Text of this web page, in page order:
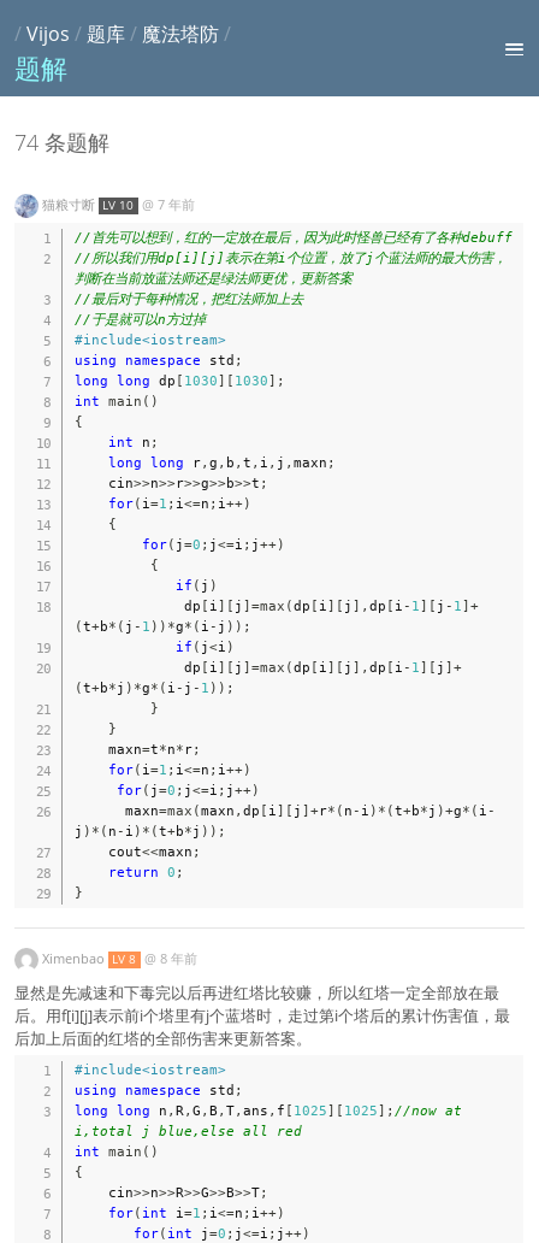
/Vijos / 题库/ 魔法塔防/
题解
74 条题解
猫粮寸断 LV 10 @ 7 年前
//首先可以想到，红的一定放在最后，因为此时怪兽已经有了各种debuff
//所以我们用dp[i][j]表示在第i个位置，放了j个蓝法师的最大伤害，
判断在当前放蓝法师还是绿法师更优，更新答案
//最后对于每种情况，把红法师加上去
//于是就可以n方过掉
#include<iostream>
using
namespace std ;
long long dp [ 1030] [ 1030] ;
int main ( )
{
int n ;
long long r, g , b , t , i , j , maxn ;
    cin
>>n>>r>>g>>b>>t ;
for( i =1 ; i <=n ; i ++)
{
for( j=0 ; j<=i ; j++)
{
if ( j )
             dp
[ i ] [ j ]=max (dp [ i ] [ j ] , dp [ i - 1 ] [ j - 1 ]+
(t+b* ( j - 1 ) ) *g* ( i - j ) ) ;
if ( j<i )
             dp
[ i ] [ j ]=max (dp [ i ] [ j ] , dp [ i - 1 ] [ j ]+
(t+b*j ) *g* ( i - j - 1 ) ) ;
}
}
    maxn
=t*n* r;
for( i =1 ; i <=n ; i ++)
for( j=0 ; j<=i ; j++)
      maxn
=max (maxn , dp [ i ] [ j ]+r* ( n - i ) * (t+b*j )+g* ( i -
j ) * ( n - i ) * (t+b*j ) ) ;
    cout
<<maxn ;
return 0 ;
}
Ximenbao LV 8 @ 8 年前
显然是先减速和下毒完以后再进红塔比较赚，所以红塔一定全部放在最
后。用f[i][j]表示前i个塔里有j个蓝塔时，走过第i个塔后的累计伤害值，最
后加上后面的红塔的全部伤害来更新答案。
#include<iostream>
using
namespace std ;
long long n , R , G , B , T, ans , f [ 1025] [ 1025] ; //now at
i,total j blue,else all red
int main ( )
{
    cin
>>n>>R>>G>>B>>T;
for( int i =1 ; i <=n ; i ++)
for( int j=0 ; j<=i ; j++)